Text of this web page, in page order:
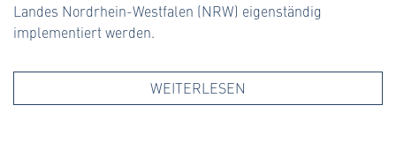
Landes Nordrhein-Westfalen (NRW) eigenständig
implementiert werden.
WEITERLESEN